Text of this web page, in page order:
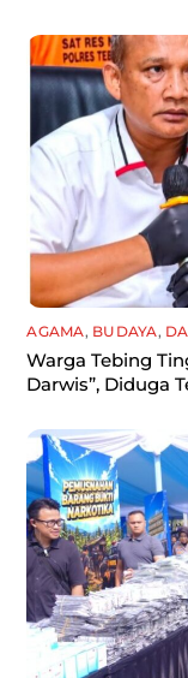
AGAMA, BUDAYA,
Warga Tebing
Darwis”, Diduga